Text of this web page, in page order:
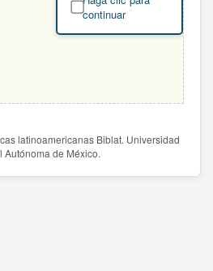
continuar
latinoamericanas Biblat. Universidad
Autónoma de México.